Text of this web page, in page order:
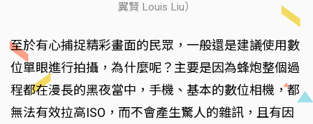
翼賢 Louis Liu）
至於有心捕捉精彩畫面的民眾，一般還是建議使用數
位單眼進行拍攝，為什麼呢？主要是因為蜂炮整個過
程都在漫長的黑夜當中，手機、基本的數位相機，都
無法有效拉高ISO，而不會產生驚人的雜訊，且有因